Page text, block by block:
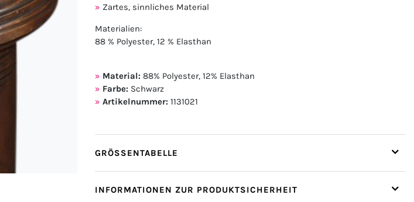
Zartes, sinnliches Material
Materialien:
88 % Polyester, 12 % Elasthan
Material: 88% Polyester, 12% Elasthan
Farbe: Schwarz
Artikelnummer: 1131021
GRÖSSENTABELLE
INFORMATIONEN ZUR PRODUKTSICHERHEIT